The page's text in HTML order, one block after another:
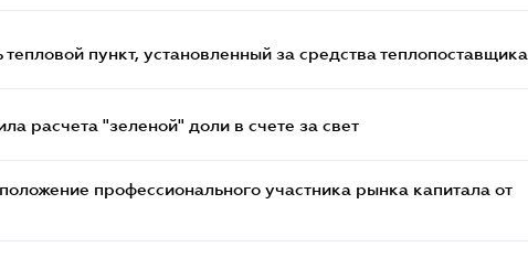
пункт, установленный за средства теплопоставщика
расчета "зеленой" доли в счете за свет
профессионального участника рынка капитала от